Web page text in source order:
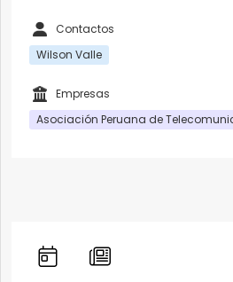
Contactos
Wilson Valle
Empresas
Asociación Peruana de